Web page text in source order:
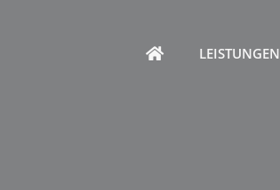
HOMELEISTUNGEN